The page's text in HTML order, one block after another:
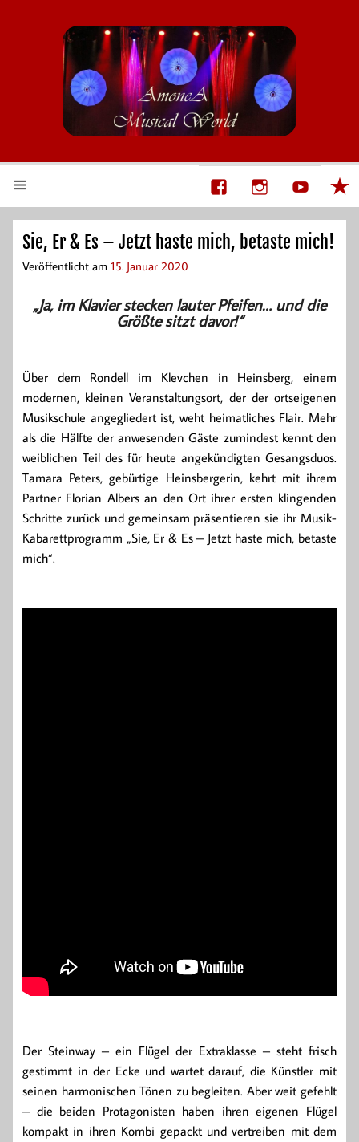
Sie, Er & Es – Jetzt haste mich, betaste mich!
Veröffentlicht am 15. Januar 2020
„Ja, im Klavier stecken lauter Pfeifen… und die
Größte sitzt davor!“
Über dem Rondell im Klevchen in Heinsberg, einem
modernen, kleinen Veranstaltungsort, der der ortseigenen
Musikschule angegliedert ist, weht heimatliches Flair. Mehr
als die Hälfte der anwesenden Gäste zumindest kennt den
weiblichen Teil des für heute angekündigten Gesangsduos.
Tamara Peters, gebürtige Heinsbergerin, kehrt mit ihrem
Partner Florian Albers an den Ort ihrer ersten klingenden
Schritte zurück und gemeinsam präsentieren sie ihr Musik-
Kabarettprogramm „Sie, Er & Es – Jetzt haste mich, betaste
mich“.
Der Steinway – ein Flügel der Extraklasse – steht frisch
gestimmt in der Ecke und wartet darauf, die Künstler mit
seinen harmonischen Tönen zu begleiten. Aber weit gefehlt
– die beiden Protagonisten haben ihren eigenen Flügel
kompakt in ihren Kombi gepackt und vertreiben mit dem